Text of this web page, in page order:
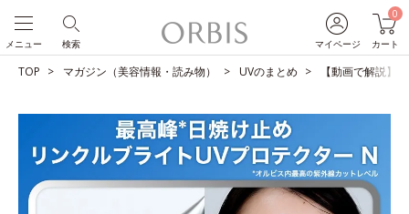
マイページ
0
カート
検索
メニュー
TOP マガジン（美容情報・読み物） UVのまとめ 【動画で解説】